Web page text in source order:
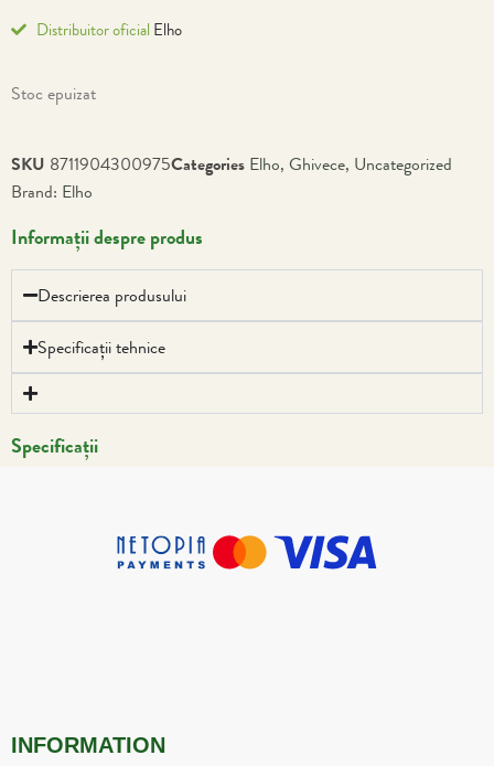
Distribuitor oficial Elho
Stoc epuizat
SKU 8711904300975Categories Elho, Ghivece, Uncategorized
Brand: Elho
Informații despre produs
Descrierea produsului
Specificații tehnice
Specificații
INFORMATION